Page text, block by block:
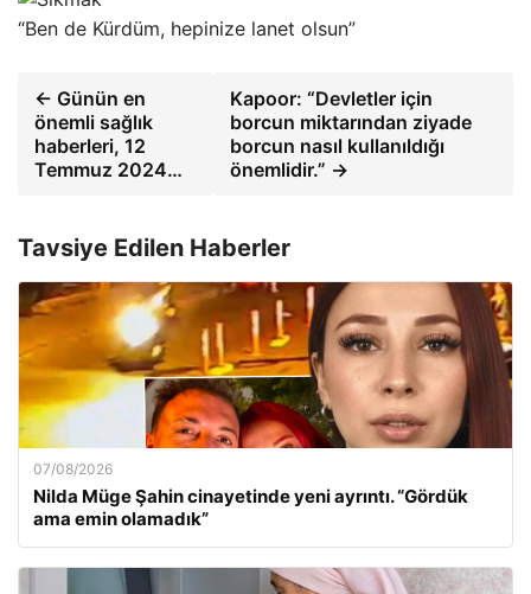
“Ben de Kürdüm, hepinize lanet olsun”
← Günün en
önemli sağlık
haberleri, 12
Temmuz 2024…
Kapoor: “Devletler için
borcun miktarından ziyade
borcun nasıl kullanıldığı
önemlidir.” →
Tavsiye Edilen Haberler
07/08/2026
Nilda Müge Şahin cinayetinde yeni ayrıntı. “Gördük
ama emin olamadık”